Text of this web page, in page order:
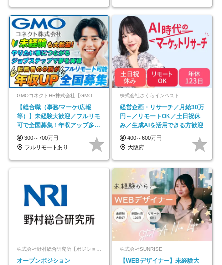
GMOコネクトHR株式会社【GMOインターネットグループ】
【総合職（事務/マーケ/広報
等）】未経験大歓迎／フルリモ
可で全国募集！年収アップ多数
★年休最大130日★
300～700万円
フルリモートあり
株式会社さくらインベスト
経営企画・リサーチ／月給30万
円～／リモートOK／土日祝休
み／生成AIを活用できる方歓迎
400～600万円
大阪府
オープンポジション
株式会社SUNRISE
【WEBデザイナー】未経験大